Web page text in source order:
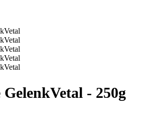
- 250g